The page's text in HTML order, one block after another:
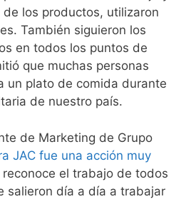
los productos, utilizaron
También siguieron los
en todos los puntos de
que muchas personas
un plato de comida durante
de nuestro país.
de Marketing de Grupo
JAC fue una acción muy
reconoce el trabajo de todos
salieron día a día a trabajar